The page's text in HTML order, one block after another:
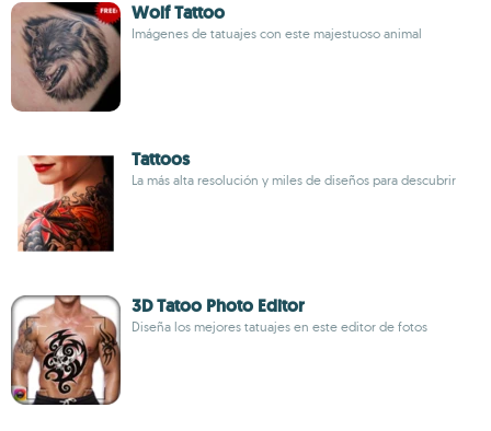
Wolf Tattoo
Imágenes de tatuajes con este majestuoso animal
Tattoos
La más alta resolución y miles de diseños para descubrir
3D Tatoo Photo Editor
Diseña los mejores tatuajes en este editor de fotos